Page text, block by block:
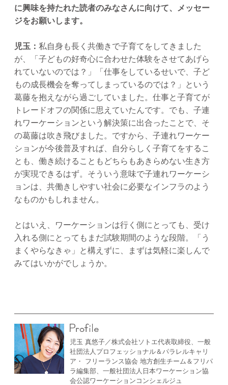
に興味を持たれた読者のみなさんに向けて、メッセー
ジをお願いします。
児玉： 私自身も長く共働きで子育てをしてきました
が、「子どもの好奇心に合わせた体験をさせてあげら
れていないのでは？」「仕事をしているせいで、子ど
もの成長機会を奪ってしまっているのでは？」という
葛藤を抱えながら過ごしていました。仕事と子育てが
トレードオフの関係に思えていたんです。でも、子連
れワーケーションという解決策に出合ったことで、そ
の葛藤は吹き飛びました。ですから、子連れワーケー
ションが今後普及すれば、自分らしく子育てをするこ
とも、働き続けることもどちらもあきらめない生き方
が実現できるはず。そういう意味で子連れワーケーシ
ョンは、共働きしやすい社会に必要なインフラのよう
なものかもしれません。
とはいえ、ワーケーションは行く側にとっても、受け
入れる側にとってもまだ試験期間のような段階。「う
まくやらなきゃ」と構えずに、まずは気軽に楽しんで
みてはいかがでしょうか。
児玉 真悠子／株式会社ソトエ代表取締役、一般
社団法人プロフェッショナル＆パラレルキャリ
ア・ フリーランス協会 地方創生チーム＆フリパ
ラ編集部、一般社団法人日本ワーケーション協
会公認ワーケーションコンシェルジュ